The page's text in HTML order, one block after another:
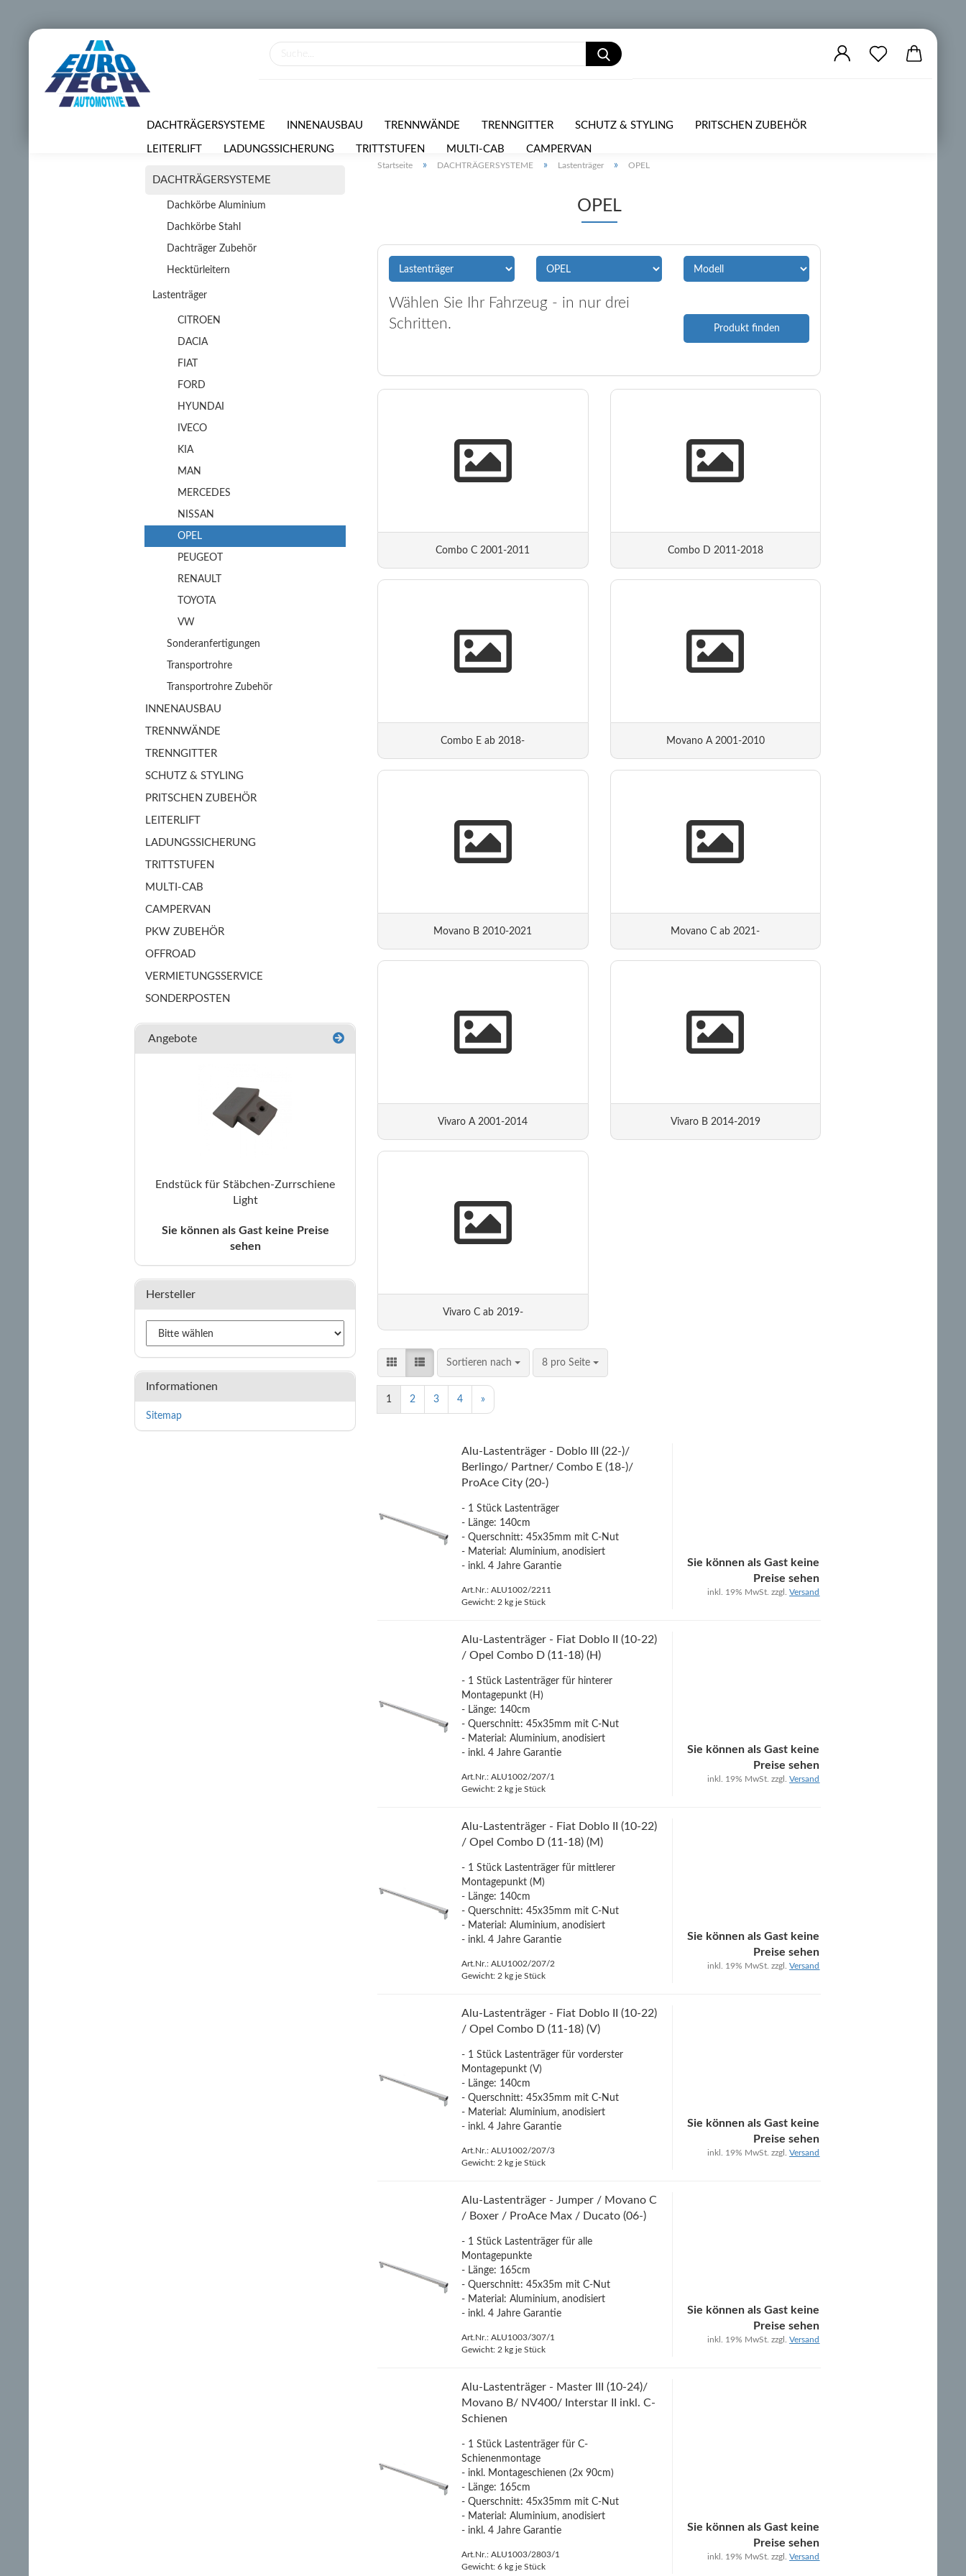
DACHTRÄGERSYSTEME INNENAUSBAU TRENNWÄNDE TRENNGITTER SCHUTZ & STYLING PRITSCHEN ZUBEHÖR
LEITERLIFT LADUNGSSICHERUNG TRITTSTUFEN MULTI-CAB
CAMPERVAN
PKW ZUBEHÖR
Startseite » DACHTRÄGERSYSTEME » Lastenträger » OPEL
OPEL
Wählen Sie Ihr Fahrzeug - in nur drei
Schritten.
Produkt finden
Combo C 2001-2011 Combo D 2011-2018
Combo E ab 2018- Movano A 2001-2010
Movano B 2010-2021 Movano C ab 2021-
Vivaro A 2001-2014 Vivaro B 2014-2019
Vivaro C ab 2019-
Sortieren nach 8 pro Seite
1 2 3 4 »
Alu-Lastenträger - Doblo III (22-)/
Berlingo/ Partner/ Combo E (18-)/
ProAce City (20-)
- 1 Stück Lastenträger
- Länge: 140cm
- Querschnitt: 45x35mm mit C-Nut
- Material: Aluminium, anodisiert
- inkl. 4 Jahre Garantie
Art.Nr.: ALU1002/2211
Gewicht: 2 kg je Stück
Sie können als Gast keine
Preise sehen
inkl. 19% MwSt. zzgl.Versand
Alu-Lastenträger - Fiat Doblo II (10-22)
/ Opel Combo D (11-18) (H)
- 1 Stück Lastenträger für hinterer
Montagepunkt (H)
- Länge: 140cm
- Querschnitt: 45x35mm mit C-Nut
- Material: Aluminium, anodisiert
- inkl. 4 Jahre Garantie
Art.Nr.: ALU1002/207/1
Gewicht: 2 kg je Stück
Sie können als Gast keine
Preise sehen
inkl. 19% MwSt. zzgl.Versand
Alu-Lastenträger - Fiat Doblo II (10-22)
/ Opel Combo D (11-18) (M)
- 1 Stück Lastenträger für mittlerer
Montagepunkt (M)
- Länge: 140cm
- Querschnitt: 45x35mm mit C-Nut
- Material: Aluminium, anodisiert
- inkl. 4 Jahre Garantie
Art.Nr.: ALU1002/207/2
Gewicht: 2 kg je Stück
Sie können als Gast keine
Preise sehen
inkl. 19% MwSt. zzgl.Versand
Alu-Lastenträger - Fiat Doblo II (10-22)
/ Opel Combo D (11-18) (V)
- 1 Stück Lastenträger für vorderster
Montagepunkt (V)
- Länge: 140cm
- Querschnitt: 45x35mm mit C-Nut
- Material: Aluminium, anodisiert
- inkl. 4 Jahre Garantie
Art.Nr.: ALU1002/207/3
Gewicht: 2 kg je Stück
Sie können als Gast keine
Preise sehen
inkl. 19% MwSt. zzgl.Versand
Alu-Lastenträger - Jumper / Movano C
/ Boxer / ProAce Max / Ducato (06-)
- 1 Stück Lastenträger für alle
Montagepunkte
- Länge: 165cm
- Querschnitt: 45x35m mit C-Nut
- Material: Aluminium, anodisiert
- inkl. 4 Jahre Garantie
Art.Nr.: ALU1003/307/1
Gewicht: 2 kg je Stück
Sie können als Gast keine
Preise sehen
inkl. 19% MwSt. zzgl.Versand
Alu-Lastenträger - Master III (10-24)/
Movano B/ NV400/ Interstar II inkl. C-
Schienen
- 1 Stück Lastenträger für C-
Schienenmontage
- inkl. Montageschienen (2x 90cm)
- Länge: 165cm
- Querschnitt: 45x35mm mit C-Nut
- Material: Aluminium, anodisiert
- inkl. 4 Jahre Garantie
Art.Nr.: ALU1003/2803/1
Gewicht:6 kg je Stück
Sie können als Gast keine
Preise sehen
inkl. 19% MwSt. zzgl.Versand
DACHTRÄGERSYSTEME
Dachkörbe Aluminium
Dachkörbe Stahl
Dachträger Zubehör
Hecktürleitern
Lastenträger
CITROEN
DACIA
FIAT
FORD
HYUNDAI
IVECO
KIA
MAN
MERCEDES
NISSAN
OPEL
PEUGEOT
RENAULT
TOYOTA
VW
Sonderanfertigungen
Transportrohre
Transportrohre Zubehör
INNENAUSBAU
TRENNWÄNDE
TRENNGITTER
SCHUTZ & STYLING
PRITSCHEN ZUBEHÖR
LEITERLIFT
LADUNGSSICHERUNG
TRITTSTUFEN
MULTI-CAB
CAMPERVAN
PKW ZUBEHÖR
OFFROAD
VERMIETUNGSSERVICE
SONDERPOSTEN
Angebote
Endstück für Stäbchen-Zurrschiene
Light
Sie können als Gast keine Preise
sehen
Hersteller
Informationen
Sitemap